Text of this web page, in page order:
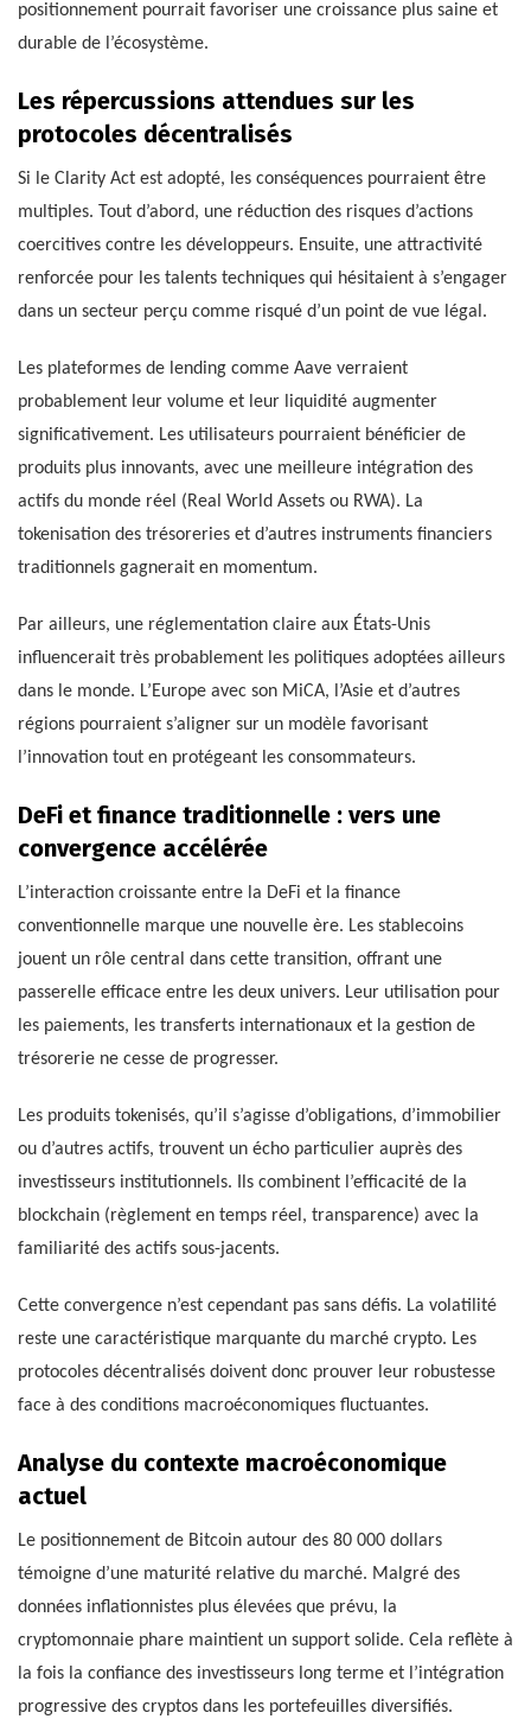
positionnement pourrait favoriser une croissance plus saine et
durable de l’écosystème.
Les répercussions attendues sur les
protocoles décentralisés
Si le Clarity Act est adopté, les conséquences pourraient être
multiples. Tout d’abord, une réduction des risques d’actions
coercitives contre les développeurs. Ensuite, une attractivité
renforcée pour les talents techniques qui hésitaient à s’engager
dans un secteur perçu comme risqué d’un point de vue légal.
Les plateformes de lending comme Aave verraient
probablement leur volume et leur liquidité augmenter
significativement. Les utilisateurs pourraient bénéficier de
produits plus innovants, avec une meilleure intégration des
actifs du monde réel (Real World Assets ou RWA). La
tokenisation des trésoreries et d’autres instruments financiers
traditionnels gagnerait en momentum.
Par ailleurs, une réglementation claire aux États-Unis
influencerait très probablement les politiques adoptées ailleurs
dans le monde. L’Europe avec son MiCA, l’Asie et d’autres
régions pourraient s’aligner sur un modèle favorisant
l’innovation tout en protégeant les consommateurs.
DeFi et finance traditionnelle : vers une
convergence accélérée
L’interaction croissante entre la DeFi et la finance
conventionnelle marque une nouvelle ère. Les stablecoins
jouent un rôle central dans cette transition, offrant une
passerelle efficace entre les deux univers. Leur utilisation pour
les paiements, les transferts internationaux et la gestion de
trésorerie ne cesse de progresser.
Les produits tokenisés, qu’il s’agisse d’obligations, d’immobilier
ou d’autres actifs, trouvent un écho particulier auprès des
investisseurs institutionnels. Ils combinent l’efficacité de la
blockchain (règlement en temps réel, transparence) avec la
familiarité des actifs sous-jacents.
Cette convergence n’est cependant pas sans défis. La volatilité
reste une caractéristique marquante du marché crypto. Les
protocoles décentralisés doivent donc prouver leur robustesse
face à des conditions macroéconomiques fluctuantes.
Analyse du contexte macroéconomique
actuel
Le positionnement de Bitcoin autour des 80 000 dollars
témoigne d’une maturité relative du marché. Malgré des
données inflationnistes plus élevées que prévu, la
cryptomonnaie phare maintient un support solide. Cela reflète à
la fois la confiance des investisseurs long terme et l’intégration
progressive des cryptos dans les portefeuilles diversifiés.